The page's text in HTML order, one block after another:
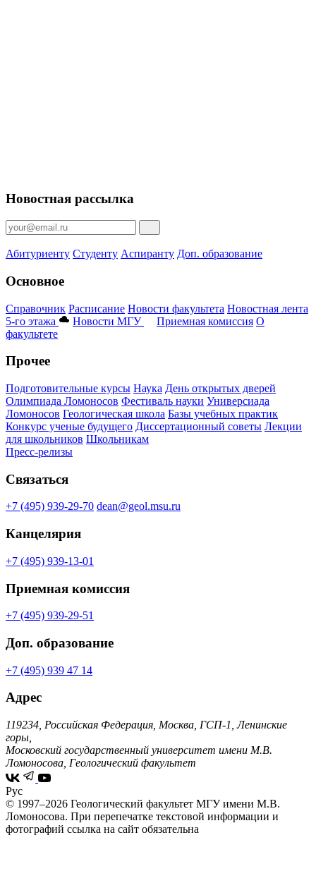
Новостная рассылка
Абитуриенту Студенту Аспиранту Доп. образование
Основное
Справочник Расписание Новости факультета Новостная лента
5-го этажа
Новости МГУ Приемная комиссия О
факультете
Прочее
Подготовительные курсы Наука День открытых дверей
Олимпиада Ломоносов Фестиваль науки Универсиада
Ломоносов Геологическая школа Базы учебных практик
Конкурс ученые будущего Диссертационный советы Лекции
для школьников Школьникам
Пресс-релизы
Связаться
+7 (495) 939-29-70 dean@geol.msu.ru
Канцелярия
+7 (495) 939-13-01
Приемная комиссия
+7 (495) 939-29-51
Доп. образование
+7 (495) 939 47 14
Адрес
119234, Российская Федерация, Москва, ГСП-1, Ленинские
горы,
Московский государственный университет имени М.В.
Ломоносова, Геологический факультет
Рус
© 1997–2026 Геологический факультет МГУ имени М.В.
Ломоносова. При перепечатке текстовой информации и
фотографий ссылка на сайт обязательна